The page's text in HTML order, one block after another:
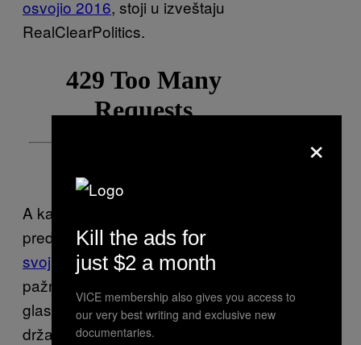
osvojio 2016, stoji u izveštaju
RealClearPolitics.
A kako se podrška Trampu smanjuje, tako
predsednik postaje sveagresivniji prema
svojim političkim neprijateljima
pažnju na navodnu upitnu legitimnost
glasanja putem pošte, što se u mnogim
državama koristi kao mera zaštite od širenja
×
Kill the ads for
just $2 a month
VICE membership also gives you access to
our very best writing and exclusive new
documentaries.